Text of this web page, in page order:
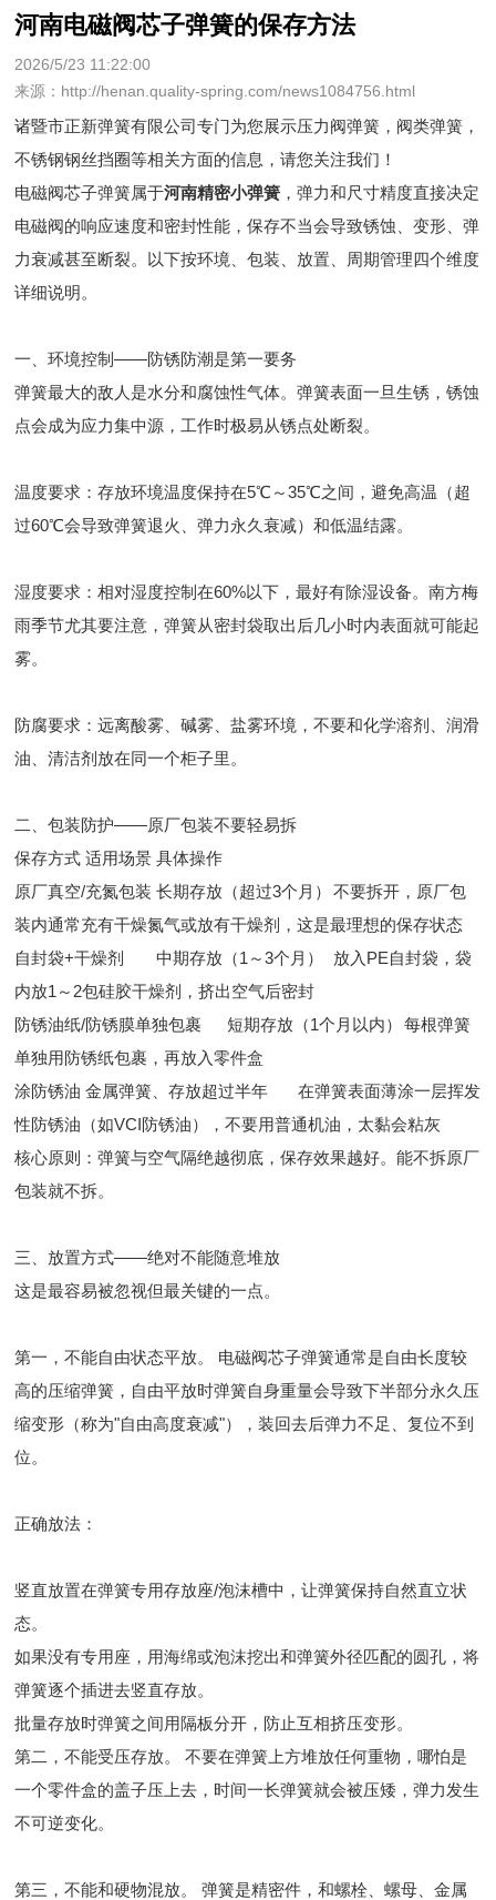
河南电磁阀芯子弹簧的保存方法
2026/5/23 11:22:00
来源：http://henan.quality-spring.com/news1084756.html
诸暨市正新弹簧有限公司专门为您展示压力阀弹簧 ，阀类弹簧，
不锈钢钢丝挡圈等相关方面的信息，请您关注我们！
电磁阀芯子弹簧属于河南精密小弹簧 ，弹力和尺寸精度直接决定
电磁阀的响应速度和密封性能，保存不当会导致锈蚀、变形、弹
力衰减甚至断裂。以下按环境、包装、放置、周期管理四个维度
详细说明。
一、环境控制——防锈防潮是第一要务
弹簧最大的敌人是水分和腐蚀性气体。弹簧表面一旦生锈，锈蚀
点会成为应力集中源，工作时极易从锈点处断裂。
温度要求：存放环境温度保持在5℃～35℃之间，避免高温（超
过60℃会导致弹簧退火、弹力永久衰减）和低温结露。
湿度要求：相对湿度控制在60%以下，最好有除湿设备。南方梅
雨季节尤其要注意，弹簧从密封袋取出后几小时内表面就可能起
雾。
防腐要求：远离酸雾、碱雾、盐雾环境，不要和化学溶剂、润滑
油、清洁剂放在同一个柜子里。
二、包装防护——原厂包装不要轻易拆
保存方式 适用场景 具体操作
原厂真空/充氮包装 长期存放（超过3个月）
不要拆开，原厂包
装内通常充有干燥氮气或放有干燥剂，这是最理想的保存状态
自封袋+干燥剂
中期存放（1～3个月）
放入PE自封袋，袋
内放1～2包硅胶干燥剂，挤出空气后密封
防锈油纸/防锈膜单独包裹
短期存放（1个月以内）
每根弹簧
单独用防锈纸包裹，再放入零件盒
涂防锈油 金属弹簧、存放超过半年
在弹簧表面薄涂一层挥发
性防锈油（如VCI防锈油），不要用普通机油，太黏会粘灰
核心原则：弹簧与空气隔绝越彻底，保存效果越好。能不拆原厂
包装就不拆。
三、放置方式——绝对不能随意堆放
这是最容易被忽视但最关键的一点。
第一，不能自由状态平放。 电磁阀芯子弹簧通常是自由长度较
高的压缩弹簧，自由平放时弹簧自身重量会导致下半部分永久压
缩变形（称为"自由高度衰减"），装回去后弹力不足、复位不到
位。
正确放法：
竖直放置在弹簧专用存放座/泡沫槽中，让弹簧保持自然直立状
态。
如果没有专用座，用海绵或泡沫挖出和弹簧外径匹配的圆孔，将
弹簧逐个插进去竖直存放。
批量存放时弹簧之间用隔板分开，防止互相挤压变形。
第二，不能受压存放。 不要在弹簧上方堆放任何重物，哪怕是
一个零件盒的盖子压上去，时间一长弹簧就会被压矮，弹力发生
不可逆变化。
第三，不能和硬物混放。 弹簧是精密件，和螺栓、螺母、金属